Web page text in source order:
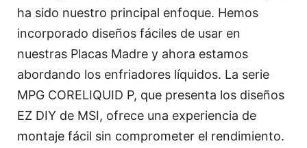
ha sido nuestro principal enfoque. Hemos
incorporado diseños fáciles de usar en
nuestras Placas Madre y ahora estamos
abordando los enfriadores líquidos. La serie
MPG CORELIQUID P, que presenta los diseños
EZ DIY de MSI, ofrece una experiencia de
montaje fácil sin comprometer el rendimiento.